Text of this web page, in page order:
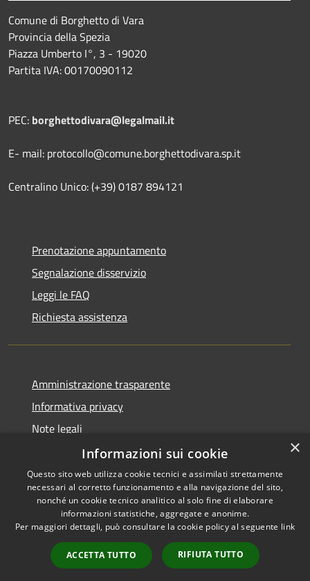
Comune di Borghetto di Vara
Provincia della Spezia
Piazza Umberto I°, 3 - 19020
Partita IVA: 00170090112
PEC: borghettodivara@legalmail.it
E- mail: protocollo@comune.borghettodivara.sp.it
Centralino Unico: (+39) 0187 894121
Prenotazione appuntamento
Segnalazione disservizio
Leggi le FAQ
Richiesta assistenza
Amministrazione trasparente
Informativa privacy
Note legali
Dichiarazione di accessibilità
RSS
Accessibilità
Copyright © 2026 • Comune di
Borghetto di Vara • Powered
byMunicipium
Accesso
redazione
×
Informazioni sui cookie
Questo sito web utilizza cookie tecnici e assimilati strettamente
necessari al corretto funzionamento e alla navigazione del sito,
nonché un cookie tecnico analitico al solo fine di elaborare
informazioni statistiche, aggregate e anonime.
Per maggiori dettagli, può consultare la cookie policy al seguente link
ACCETTA TUTTO RIFIUTA TUTTO